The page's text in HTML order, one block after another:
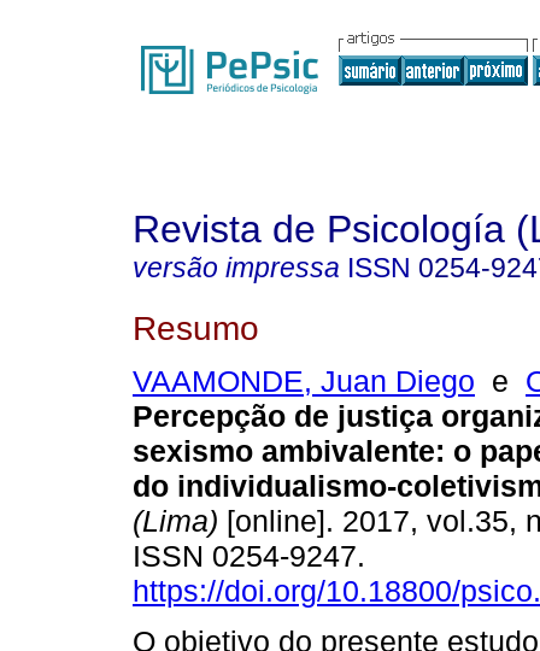
Revista de Psicología
versão impressa ISSN 0254-
Resumo
VAAMONDE, Juan Diego e
Percepção de justiça
sexismo ambivalente: o
do individualismo-
(Lima) [online]. 2017, vol.35,
ISSN 0254-9247.
https://doi.org/10.18800/
O objetivo do presente